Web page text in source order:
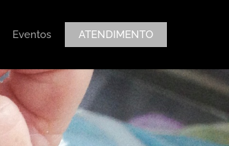
Eventos ATENDIMENTO